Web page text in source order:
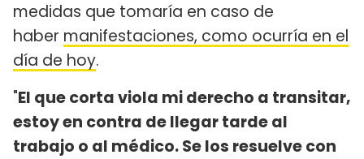
medidas que tomaría en caso de
haber manifestaciones, como ocurría en el
día de hoy.
"El que corta viola mi derecho a transitar,
estoy en contra de llegar tarde al
trabajo o al médico. Se los resuelve con